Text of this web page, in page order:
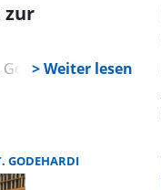
zur
GODEHARDI